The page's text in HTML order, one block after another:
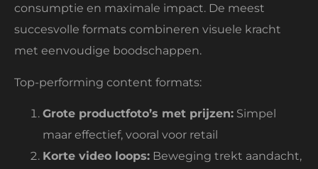
consumptie en maximale impact. De meest
succesvolle formats combineren visuele kracht
met eenvoudige boodschappen.
Top-performing content formats:
Grote productfoto’s met prijzen: Simpel
maar effectief, vooral voor retail
Korte video loops: Beweging trekt aandacht,